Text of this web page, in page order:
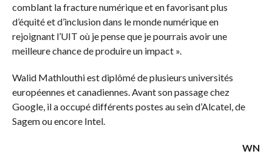
comblant la fracture numérique et en favorisant plus
d’équité et d’inclusion dans le monde numérique en
rejoignant l’UIT où je pense que je pourrais avoir une
meilleure chance de produire un impact ».
Walid Mathlouthi est diplômé de plusieurs universités
européennes et canadiennes. Avant son passage chez
Google, il a occupé différents postes au sein d’Alcatel, de
Sagem ou encore Intel.
WN